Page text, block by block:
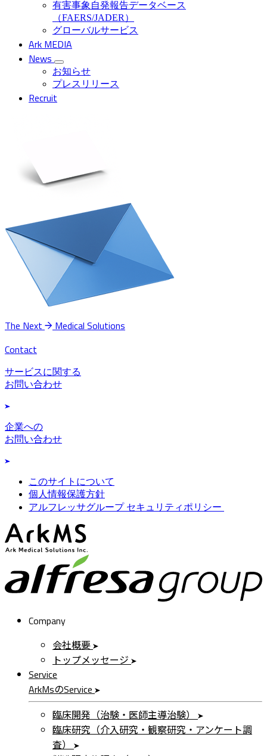
有害事象自発報告データベース
（FAERS/JADER）
グローバルサービス
Ark MEDIA
News
お知らせ
プレスリリース
Recruit
The Next
Medical Solutions
Contact
サービスに関する
お問い合わせ
企業への
お問い合わせ
このサイトについて
個人情報保護方針
アルフレッサグループ セキュリティポリシー
Company
会社概要
トップメッセージ
Service
ArkMsのService
臨床開発（治験・医師主導治験）
臨床研究（介入研究・観察研究・アンケート調
査）